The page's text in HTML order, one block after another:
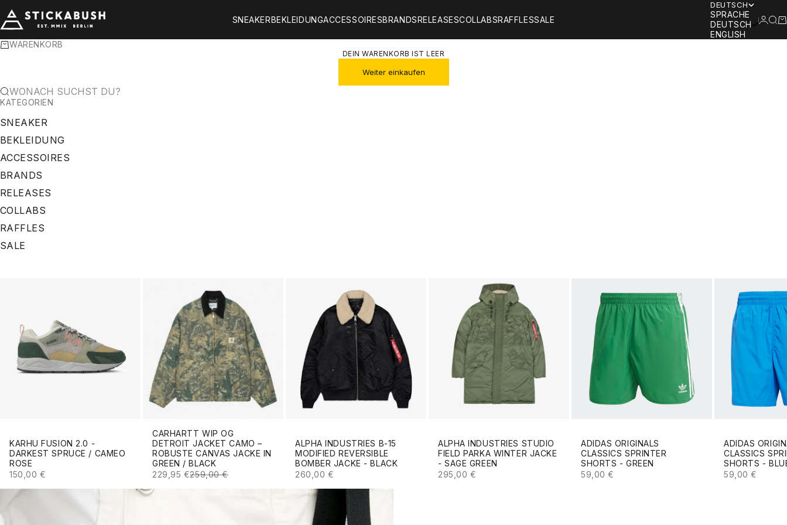
STICKABUSH
SNEAKERBEKLEIDUNGACCESSOIRESBRANDSRELEASESCOLLABSRAFFLESSALE
DEUTSCH
SPRACHE
DEUTSCH
ENGLISH
WARENKORB
DEIN WARENKORB IST LEER
Weiter einkaufen
WONACH SUCHST DU?
KATEGORIEN
SNEAKER
BEKLEIDUNG
ACCESSOIRES
BRANDS
RELEASES
COLLABS
RAFFLES
SALE
KARHU FUSION 2.0 -
DARKEST SPRUCE / CAMEO
ROSE
ANGEBOT
150,00 €
CARHARTT WIP OG
DETROIT JACKET CAMO –
ROBUSTE CANVAS JACKE IN
GREEN / BLACK
ANGEBOT
229,95 €REGULÄRER PREIS
259,00 €
ALPHA INDUSTRIES B-15
MODIFIED REVERSIBLE
BOMBER JACKE - BLACK
ANGEBOT
260,00 €
ALPHA INDUSTRIES STUDIO
FIELD PARKA WINTER JACKE
- SAGE GREEN
ANGEBOT
295,00 €
ADIDAS ORIGINALS
CLASSICS SPRINTER
SHORTS - GREEN
ANGEBOT
59,00 €
ADIDAS
CLASSICS
SHORTS -
ANGEBOT
59,00 €